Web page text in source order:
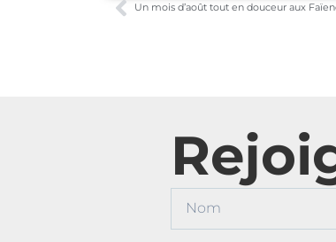
Un mois d’août tout en douceur aux